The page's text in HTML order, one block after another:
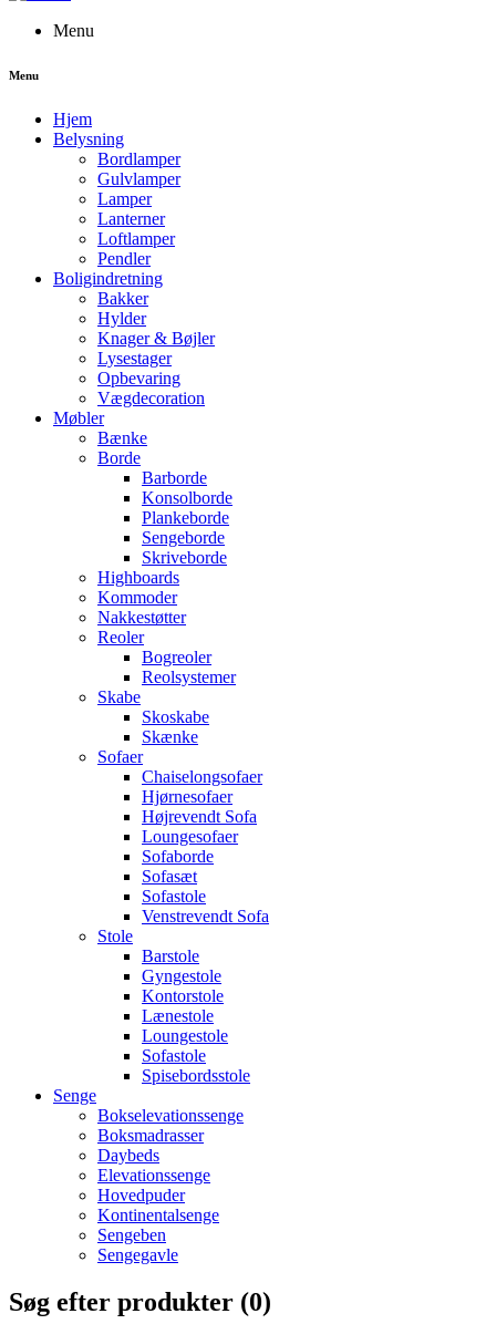
Menu
Menu
Hjem
Belysning
Bordlamper
Gulvlamper
Lamper
Lanterner
Loftlamper
Pendler
Boligindretning
Bakker
Hylder
Knager & Bøjler
Lysestager
Opbevaring
Vægdecoration
Møbler
Bænke
Borde
Barborde
Konsolborde
Plankeborde
Sengeborde
Skriveborde
Highboards
Kommoder
Nakkestøtter
Reoler
Bogreoler
Reolsystemer
Skabe
Skoskabe
Skænke
Sofaer
Chaiselongsofaer
Hjørnesofaer
Højrevendt Sofa
Loungesofaer
Sofaborde
Sofasæt
Sofastole
Venstrevendt Sofa
Stole
Barstole
Gyngestole
Kontorstole
Lænestole
Loungestole
Sofastole
Spisebordsstole
Senge
Bokselevationssenge
Boksmadrasser
Daybeds
Elevationssenge
Hovedpuder
Kontinentalsenge
Sengeben
Sengegavle
Søg efter produkter (0)